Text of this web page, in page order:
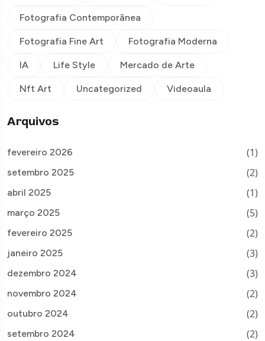
Fotografia Contemporânea
Fotografia Fine Art Fotografia Moderna
IA Life Style Mercado de Arte
Nft Art Uncategorized Videoaula
Arquivos
fevereiro 2026 (1)
setembro 2025 (2)
abril 2025 (1)
março 2025 (5)
fevereiro 2025 (2)
janeiro 2025 (3)
dezembro 2024 (3)
novembro 2024 (2)
outubro 2024 (2)
setembro 2024 (2)